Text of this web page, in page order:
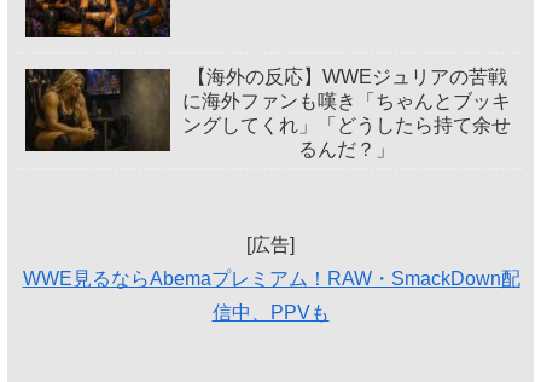
【海外の反応】WWEジュリアの苦戦
に海外ファンも嘆き「ちゃんとブッキ
ングしてくれ」「どうしたら持て余せ
るんだ？」
[広告]
WWE見るならAbemaプレミアム！RAW・SmackDown配
信中、PPVも